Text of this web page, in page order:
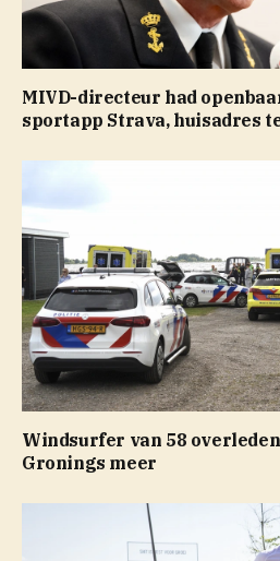
MIVD-directeur had
sportapp Strava, huisadres
Windsurfer van 58
Gronings meer